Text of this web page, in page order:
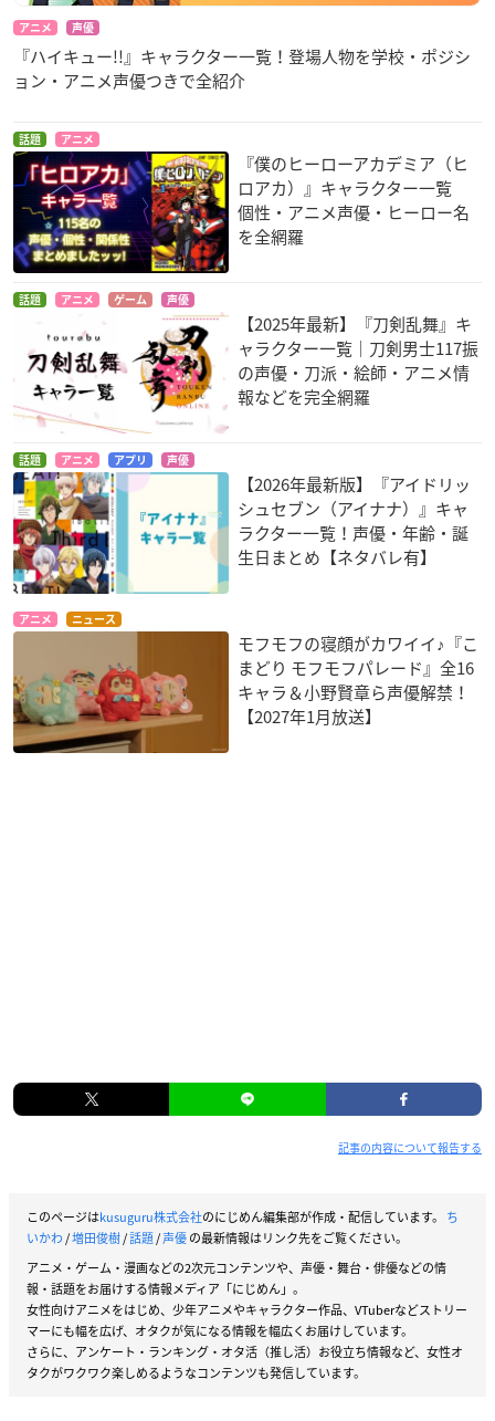
アニメ 声優
『ハイキュー!!』キャラクター一覧！登場人物を学校・ポジシ
ョン・アニメ声優つきで全紹介
話題 アニメ
『僕のヒーローアカデミア（ヒ
ロアカ）』キャラクター一覧
個性・アニメ声優・ヒーロー名
を全網羅
話題 アニメ ゲーム 声優
【2025年最新】『刀剣乱舞』キ
ャラクター一覧｜刀剣男士117振
の声優・刀派・絵師・アニメ情
報などを完全網羅
話題 アニメ アプリ 声優
【2026年最新版】『アイドリッ
シュセブン（アイナナ）』キャ
ラクター一覧！声優・年齢・誕
生日まとめ【ネタバレ有】
アニメ ニュース
モフモフの寝顔がカワイイ♪『こ
まどり モフモフパレード』全16
キャラ＆小野賢章ら声優解禁！
【2027年1月放送】
記事の内容について報告する
このページはkusuguru株式会社のにじめん編集部が作成・配信しています。 ち
いかわ/増田俊樹/話題/声優の最新情報はリンク先をご覧ください。
アニメ・ゲーム・漫画などの2次元コンテンツや、声優・舞台・俳優などの情
報・話題をお届けする情報メディア「にじめん」。
女性向けアニメをはじめ、少年アニメやキャラクター作品、VTuberなどストリー
マーにも幅を広げ、オタクが気になる情報を幅広くお届けしています。
さらに、アンケート・ランキング・オタ活（推し活）お役立ち情報など、女性オ
タクがワクワク楽しめるようなコンテンツも発信しています。